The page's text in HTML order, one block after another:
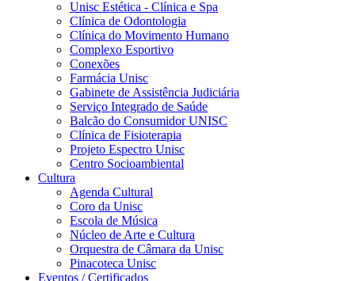
Unisc Estética - Clínica e Spa
Clínica de Odontologia
Clínica do Movimento Humano
Complexo Esportivo
Conexões
Farmácia Unisc
Gabinete de Assistência Judiciária
Serviço Integrado de Saúde
Balcão do Consumidor UNISC
Clínica de Fisioterapia
Projeto Espectro Unisc
Centro Socioambiental
Cultura
Agenda Cultural
Coro da Unisc
Escola de Música
Núcleo de Arte e Cultura
Orquestra de Câmara da Unisc
Pinacoteca Unisc
Eventos / Certificados